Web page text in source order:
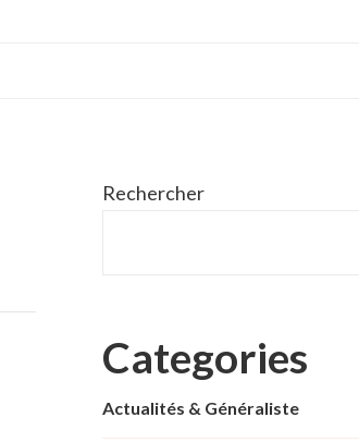
Rechercher
Categories
Actualités & Généraliste